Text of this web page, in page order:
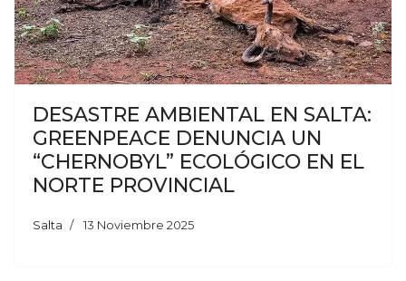
DESASTRE AMBIENTAL EN SALTA:
GREENPEACE DENUNCIA UN
“CHERNOBYL” ECOLÓGICO EN EL
NORTE PROVINCIAL
Salta 13 Noviembre 2025